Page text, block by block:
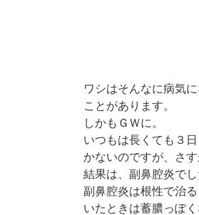
ワシはそんなに病気
ことがあります。
しかもＧＷに。
いつもは長くても３
かないのですが、さす
結果は、副鼻腔炎で
副鼻腔炎は根性で治
いたときは蓄膿っぽ